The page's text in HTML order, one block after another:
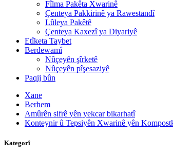
Fîlma Pakêta Xwarinê
Çenteya Pakkirinê ya Rawestandî
Lûleya Pakêtê
Çenteya Kaxezî ya Diyariyê
Etîketa Taybet
Berdewamî
Nûçeyên şîrketê
Nûçeyên pîşesaziyê
Paqij bûn
Xane
Berhem
Amûrên sifrê yên yekcar bikarhatî
Konteynir û Tepsiyên Xwarinê yên
Kategorî